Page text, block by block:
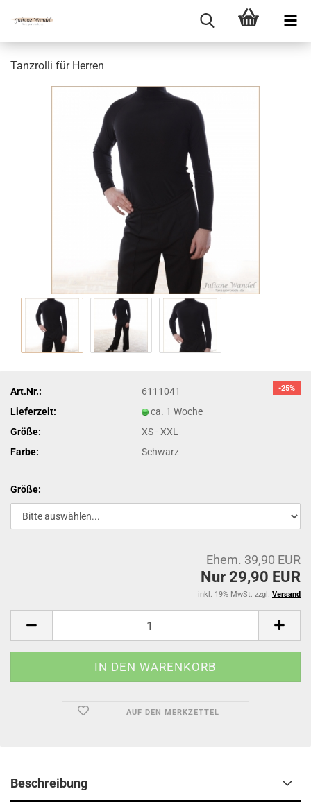
Tanzrolli für Herren
-25%
Art.Nr.:
6111041
Lieferzeit:
ca. 1 Woche
Größe:
XS - XXL
Farbe:
Schwarz
Größe:
Ehem. 39,90 EUR
Nur 29,90 EUR
inkl. 19% MwSt. zzgl. Versand
AUF DEN MERKZETTEL
Beschreibung